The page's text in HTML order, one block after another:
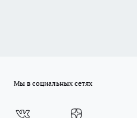
Мы в социальных сетях